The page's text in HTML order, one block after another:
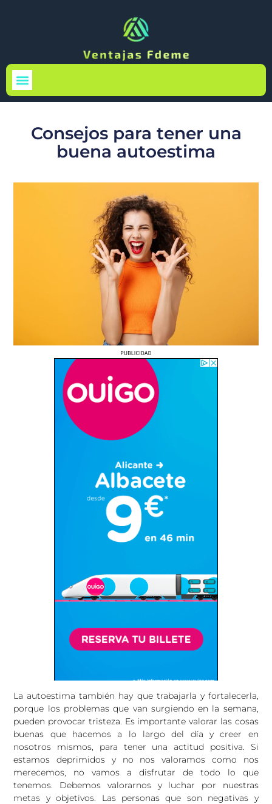
Consejos para tener una
buena autoestima
La autoestima también hay que trabajarla y fortalecerla,
porque los problemas que van surgiendo en la semana,
pueden provocar tristeza. Es importante valorar las cosas
buenas que hacemos a lo largo del día y creer en
nosotros mismos, para tener una actitud positiva. Si
estamos deprimidos y no nos valoramos como nos
merecemos, no vamos a disfrutar de todo lo que
tenemos. Debemos valorarnos y luchar por nuestras
metas y objetivos. Las personas que son negativas y